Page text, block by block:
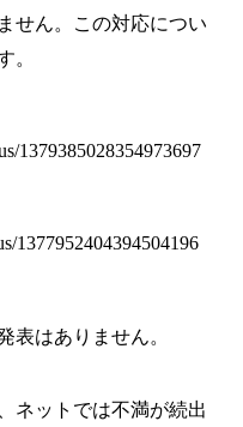
せん。この対応につい
。
1379385028354973697
1377952404394504196
表はありません。
ネットでは不満が続出